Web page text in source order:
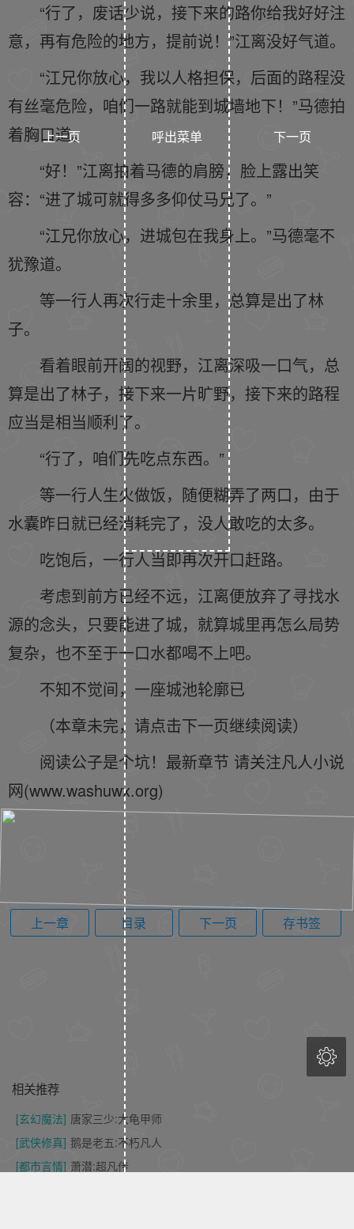
“行了，废话少说，接下来的路你给我好好注
意，再有危险的地方，提前说！”江离没好气道。
“江兄你放心，我以人格担保，后面的路程没
有丝毫危险，咱们一路就能到城墙地下！”马德拍
着胸口道。
“好！”江离拍着马德的肩膀，脸上露出笑
容：“进了城可就得多多仰仗马兄了。”
“江兄你放心，进城包在我身上。”马德毫不
犹豫道。
等一行人再次行走十余里，总算是出了林
子。
看着眼前开阔的视野，江离深吸一口气，总
算是出了林子，接下来一片旷野，接下来的路程
应当是相当顺利了。
“行了，咱们先吃点东西。”
等一行人生火做饭，随便糊弄了两口，由于
水囊昨日就已经消耗完了，没人敢吃的太多。
吃饱后，一行人当即再次开口赶路。
考虑到前方已经不远，江离便放弃了寻找水
源的念头，只要能进了城，就算城里再怎么局势
复杂，也不至于一口水都喝不上吧。
不知不觉间，一座城池轮廓已
（本章未完，请点击下一页继续阅读）
阅读公子是个坑！最新章节 请关注凡人小说
网(www.washuwx.org)
.
上一章 目录 下一页 存书签
相关推荐
[玄幻魔法] 唐家三少:大龟甲师
[武侠修真] 鹅是老五:不朽凡人
[都市言情] 萧潜:超凡传

上一页 下一页
呼出菜单